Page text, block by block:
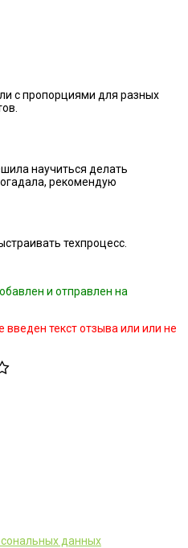
с пропорциями для разных
научиться делать
рекомендую
техпроцесс.
и отправлен на
введен текст отзыва или или не
данных